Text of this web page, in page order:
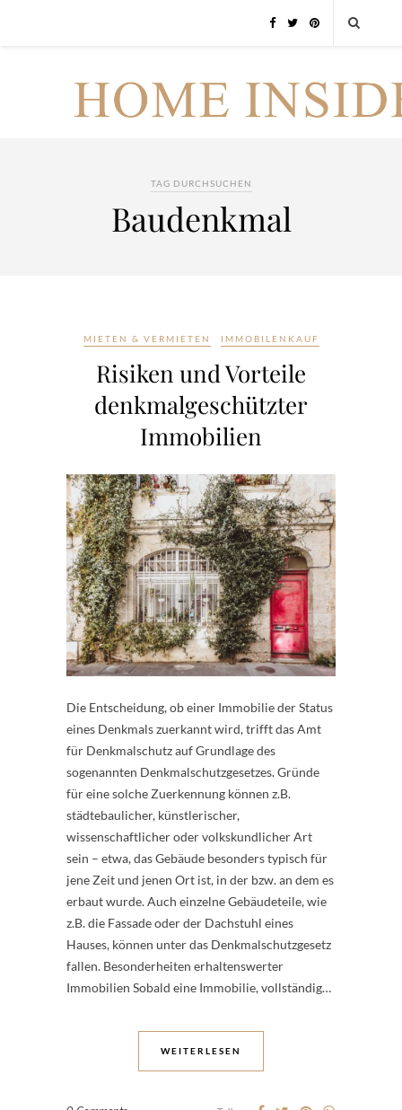
TAG DURCHSUCHEN
Baudenkmal
MIETEN & VERMIETEN IMMOBILENKAUF
Risiken und Vorteile
denkmalgeschützter
Immobilien
Die Entscheidung, ob einer Immobilie der Status
eines Denkmals zuerkannt wird, trifft das Amt
für Denkmalschutz auf Grundlage des
sogenannten Denkmalschutzgesetzes. Gründe
für eine solche Zuerkennung können z.B.
städtebaulicher, künstlerischer,
wissenschaftlicher oder volkskundlicher Art
sein – etwa, das Gebäude besonders typisch für
jene Zeit und jenen Ort ist, in der bzw. an dem es
erbaut wurde. Auch einzelne Gebäudeteile, wie
z.B. die Fassade oder der Dachstuhl eines
Hauses, können unter das Denkmalschutzgesetz
fallen. Besonderheiten erhaltenswerter
Immobilien Sobald eine Immobilie, vollständig…
WEITERLESEN